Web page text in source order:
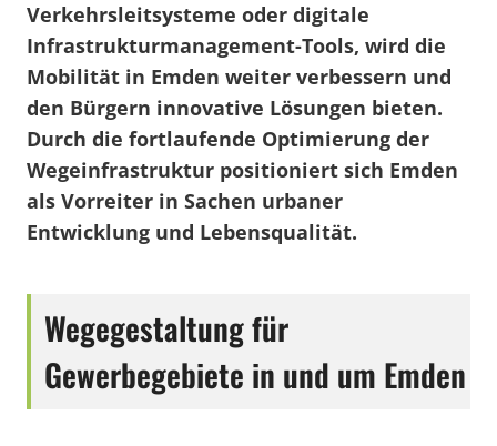
Verkehrsleitsysteme oder digitale
Infrastrukturmanagement-Tools, wird die
Mobilität in Emden weiter verbessern und
den Bürgern innovative Lösungen bieten.
Durch die fortlaufende Optimierung der
Wegeinfrastruktur positioniert sich Emden
als Vorreiter in Sachen urbaner
Entwicklung und Lebensqualität.
Wegegestaltung für
Gewerbegebiete in und um Emden